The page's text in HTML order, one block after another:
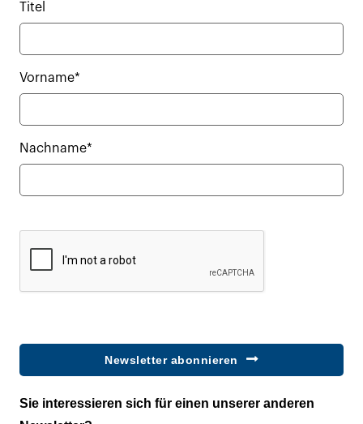
Titel
Vorname*
Nachname*
Newsletter abonnieren
Sie interessieren sich für einen unserer anderen